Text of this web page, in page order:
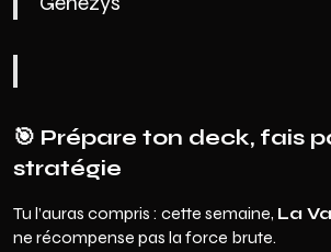
🎯 Prépare ton deck, fais
stratégie
Tu l’auras compris : cette semaine, La
ne récompense pas la force brute.